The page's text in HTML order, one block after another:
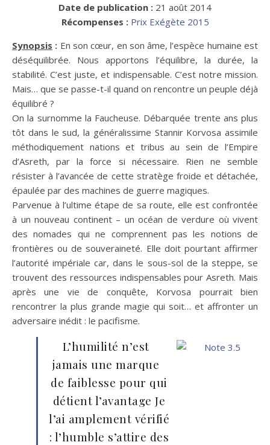
Date de publication : 21 août 2014
Récompenses : Prix Exégète 2015
Synopsis : En son cœur, en son âme, l’espèce humaine est
déséquilibrée. Nous apportons l’équilibre, la durée, la
stabilité. C’est juste, et indispensable. C’est notre mission.
Mais… que se passe-t-il quand on rencontre un peuple déjà
équilibré ?
On la surnomme la Faucheuse. Débarquée trente ans plus
tôt dans le sud, la généralissime Stannir Korvosa assimile
méthodiquement nations et tribus au sein de l’Empire
d’Asreth, par la force si nécessaire. Rien ne semble
résister à l’avancée de cette stratège froide et détachée,
épaulée par des machines de guerre magiques.
Parvenue à l’ultime étape de sa route, elle est confrontée
à un nouveau continent – un océan de verdure où vivent
des nomades qui ne comprennent pas les notions de
frontières ou de souveraineté. Elle doit pourtant affirmer
l’autorité impériale car, dans le sous-sol de la steppe, se
trouvent des ressources indispensables pour Asreth. Mais
après une vie de conquête, Korvosa pourrait bien
rencontrer la plus grande magie qui soit… et affronter un
adversaire inédit : le pacifisme.
L’humilité n’est
jamais une marque
de faiblesse pour qui
détient l’avantage Je
l’ai amplement vérifié
: l’humble s’attire des